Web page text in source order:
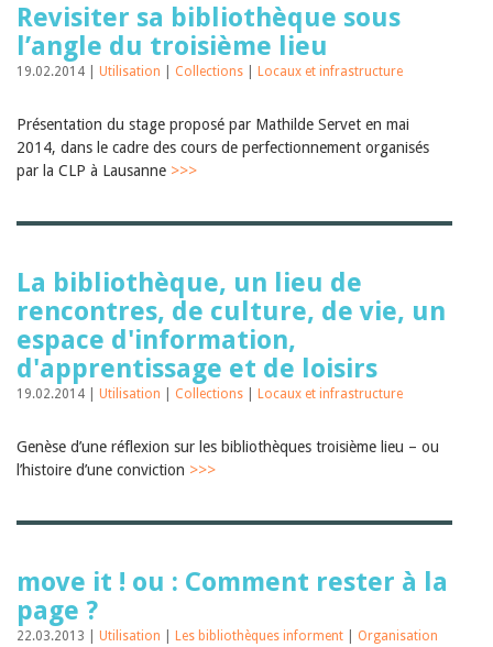
Aline Yeretzian
Markus Jost
Markus Keel
Blaise Humbert-Droz
Brigitte Burri
Tous les auteurs
Décembre 2025
Novembre 2025
Septembre 2025
Juillet 2025
Juin 2025
Mars 2025
Février 2025
2024
2023
2017
2016
2015
Revisiter sa bibliothèque sous
l’angle du troisième lieu
19.02.2014 | Utilisation Collections Locaux et infrastructure
Présentation du stage proposé par Mathilde Servet en mai
2014, dans le cadre des cours de perfectionnement organisés
par la CLP à Lausanne >>>
La bibliothèque, un lieu de
rencontres, de culture, de vie, un
espace d'information,
d'apprentissage et de loisirs
19.02.2014 | Utilisation Collections Locaux et infrastructure
Genèse d’une réflexion sur les bibliothèques troisième lieu – ou
l’histoire d’une conviction >>>
move it ! ou : Comment rester à la
page ?
22.03.2013 | Utilisation Les bibliothèques informent Organisation